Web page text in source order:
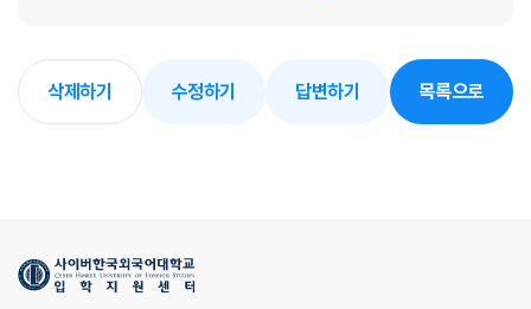
삭제하기 수정하기 답변하기 목록으로